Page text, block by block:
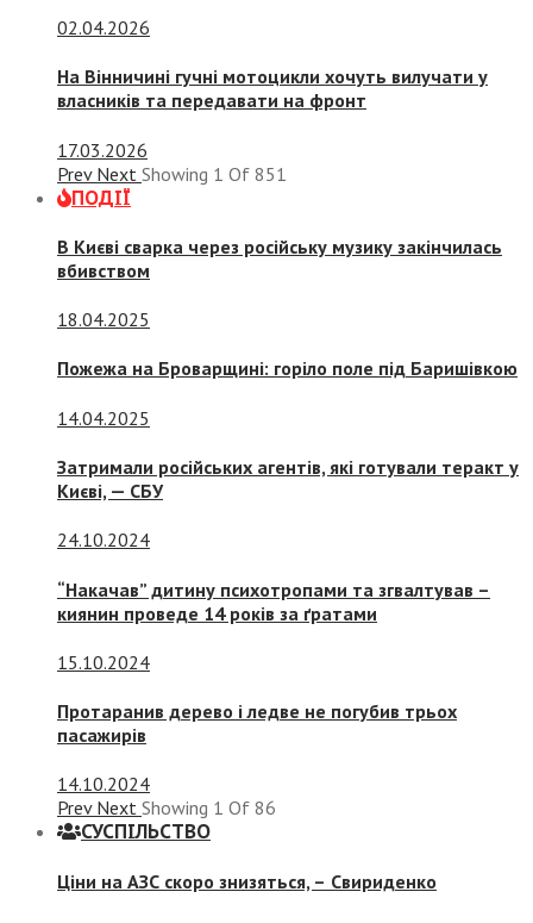
02.04.2026
На Вінничині гучні мотоцикли хочуть вилучати у
власників та передавати на фронт
17.03.2026
Prev Next Showing 1 Of 851
ПОДІЇ
В Києві сварка через російську музику закінчилась
вбивством
18.04.2025
Пожежа на Броварщині: горіло поле під Баришівкою
14.04.2025
Затримали російських агентів, які готували теракт у
Києві, — СБУ
24.10.2024
“Накачав” дитину психотропами та згвалтував –
киянин проведе 14 років за ґратами
15.10.2024
Протаранив дерево і ледве не погубив трьох
пасажирів
14.10.2024
Prev Next Showing 1 Of 86
СУСПIЛЬСТВО
Ціни на АЗС скоро знизяться, – Свириденко